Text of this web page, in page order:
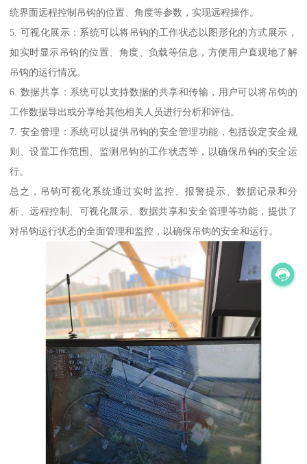
统界面远程控制吊钩的位置、角度等参数，实现远程操作。
5. 可视化展示：系统可以将吊钩的工作状态以图形化的方式展示，
如实时显示吊钩的位置、角度、负载等信息，方便用户直观地了解
吊钩的运行情况。
6. 数据共享：系统可以支持数据的共享和传输，用户可以将吊钩的
工作数据导出或分享给其他相关人员进行分析和评估。
7. 安全管理：系统可以提供吊钩的安全管理功能，包括设定安全规
则、设置工作范围、监测吊钩的工作状态等，以确保吊钩的安全运
行。
总之，吊钩可视化系统通过实时监控、报警提示、数据记录和分
析、远程控制、可视化展示、数据共享和安全管理等功能，提供了
对吊钩运行状态的全面管理和监控，以确保吊钩的安全和运行。